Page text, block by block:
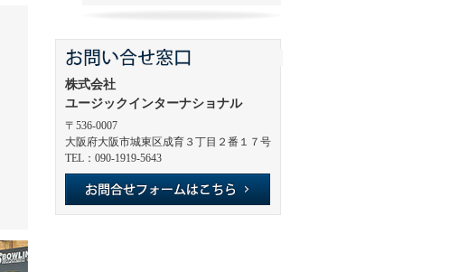
株式会社
ユージックインターナショナル
〒536-0007
大阪府大阪市城東区成育３丁目２番１７号
TEL：090-1919-5643